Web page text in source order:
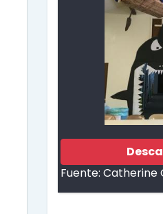
Fuente: Catherine